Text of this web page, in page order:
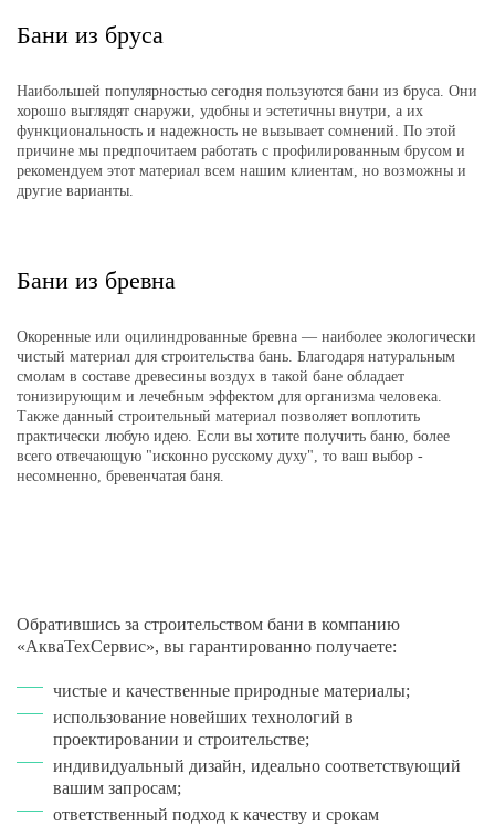
Бани из бруса
Наибольшей популярностью сегодня пользуются бани из бруса. Они
хорошо выглядят снаружи, удобны и эстетичны внутри, а их
функциональность и надежность не вызывает сомнений. По этой
причине мы предпочитаем работать с профилированным брусом и
рекомендуем этот материал всем нашим клиентам, но возможны и
другие варианты.
Бани из бревна
Окоренные или оцилиндрованные бревна — наиболее экологически
чистый материал для строительства бань. Благодаря натуральным
смолам в составе древесины воздух в такой бане обладает
тонизирующим и лечебным эффектом для организма человека.
Также данный строительный материал позволяет воплотить
практически любую идею. Если вы хотите получить баню, более
всего отвечающую "исконно русскому духу", то ваш выбор -
несомненно, бревенчатая баня.
Обратившись за строительством бани в компанию
«АкваТехСервис», вы гарантированно получаете:
чистые и качественные природные материалы;
использование новейших технологий в
проектировании и строительстве;
индивидуальный дизайн, идеально соответствующий
вашим запросам;
ответственный подход к качеству и срокам